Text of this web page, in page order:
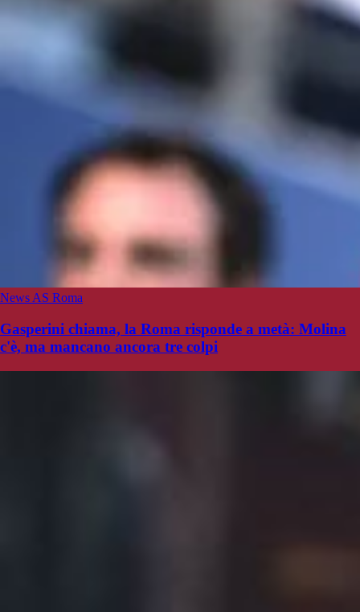
News AS Roma
Gasperini chiama, la Roma risponde a metà: Molina
c'è, ma mancano ancora tre colpi